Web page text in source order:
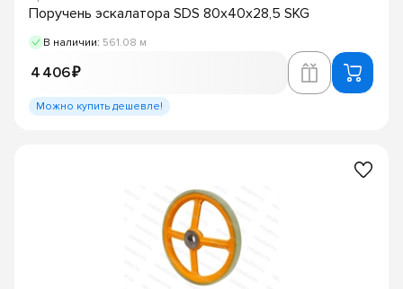
Поручень эскалатора SDS 80х40х28,5 SKG
В наличии: 561.08 м
4 406 ₽
Можно купить дешевле!